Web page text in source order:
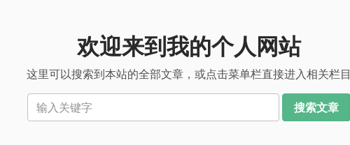
欢迎来到我的个人网站
这里可以搜索到本站的全部文章，或点击菜单栏直接进入相关栏目
输入关键字 搜索文章